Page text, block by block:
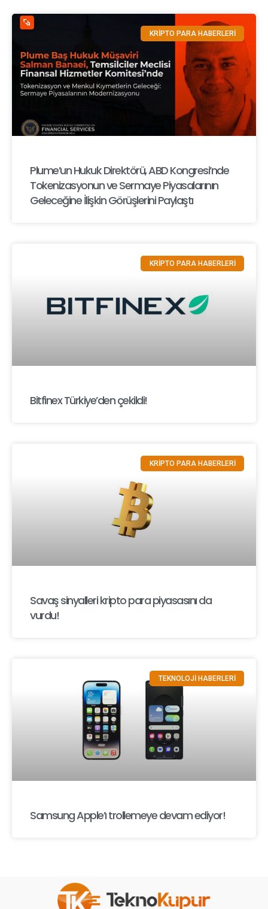
KRİPTO PARA HABERLERİ
Plume’un Hukuk Direktörü, ABD Kongresi’nde
Tokenizasyonun ve Sermaye Piyasalarının
Geleceğine İlişkin Görüşlerini Paylaştı
KRİPTO PARA HABERLERİ
Bitfinex Türkiye’den çekildi!
KRİPTO PARA HABERLERİ
Savaş sinyalleri kripto para piyasasını da
vurdu!
TEKNOLOJİ HABERLERİ
Samsung Apple’ı trollemeye devam ediyor!